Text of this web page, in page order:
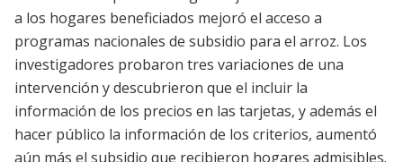
a los hogares beneficiados mejoró el acceso a
programas nacionales de subsidio para el arroz. Los
investigadores probaron tres variaciones de una
intervención y descubrieron que el incluir la
información de los precios en las tarjetas, y además el
hacer público la información de los criterios, aumentó
aún más el subsidio que recibieron hogares admisibles.